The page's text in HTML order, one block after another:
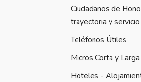
Ciudadanos de
trayectoria y servicio
Teléfonos Útiles
Micros Corta y
Hoteles -